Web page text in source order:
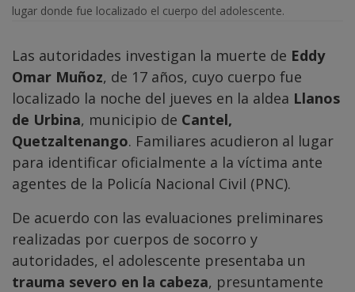
lugar donde fue localizado el cuerpo del adolescente.
Las autoridades investigan la muerte de Eddy
Omar Muñoz, de 17 años, cuyo cuerpo fue
localizado la noche del jueves en la aldea Llanos
de Urbina, municipio de Cantel,
Quetzaltenango. Familiares acudieron al lugar
para identificar oficialmente a la víctima ante
agentes de la Policía Nacional Civil (PNC).
De acuerdo con las evaluaciones preliminares
realizadas por cuerpos de socorro y
autoridades, el adolescente presentaba un
trauma severo en la cabeza, presuntamente